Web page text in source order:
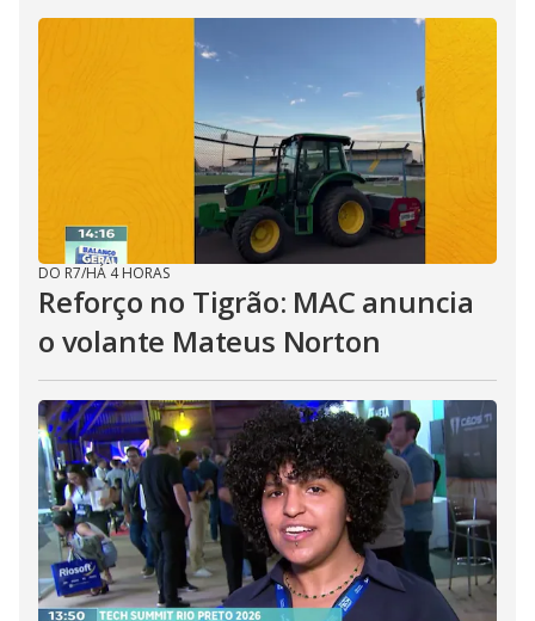
DO R7/HÁ 4 HORAS
Reforço no Tigrão: MAC anuncia
o volante Mateus Norton